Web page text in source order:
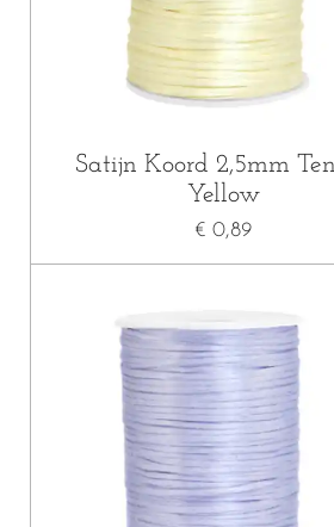
Satijn Koord 2,5mm
Yellow
€ 0,89